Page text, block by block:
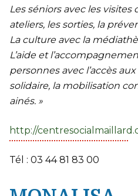
Les séniors avec les visites
ateliers, les sorties, la
La culture avec la
L’aide et
personnes avec l’accès
solidaire, la mobilisation
ainés. »
http://
Tél : 03 44 81 83 00